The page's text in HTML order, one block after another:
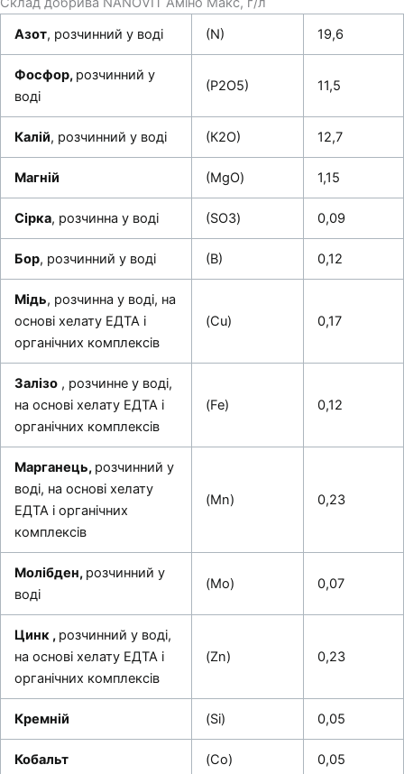
Азот, розчинний у воді (N) 19,6
Фосфор, розчинний у
воді
(Р2О5) 11,5
Калій, розчинний у воді (К2О) 12,7
Магній (MgО) 1,15
Сірка, розчинна у воді (SО3) 0,09
Бор, розчинний у воді (В) 0,12
Мідь, розчинна у воді, на
основі хелату ЕДТА і
органічних комплексів
(Cu) 0,17
Залізо, розчинне у воді,
на основі хелату ЕДТА і
органічних комплексів
(Fe) 0,12
Марганець, розчинний у
воді, на основі хелату
ЕДТА і органічних
комплексів
(Mn) 0,23
Молібден, розчинний у
воді
(Mo) 0,07
Цинк , розчинний у воді,
на основі хелату ЕДТА і
органічних комплексів
(Zn) 0,23
Кремній (Si) 0,05
Кобальт (Со) 0,05